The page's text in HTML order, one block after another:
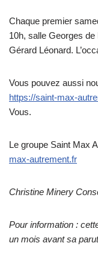
Chaque premier
10h, salle Georges
Gérard Léonard.
Vous pouvez aussi
https://saint-max-
Vous.
Le groupe Saint Max
max-autrement.fr
Christine Minery
Pour information :
un mois avant sa